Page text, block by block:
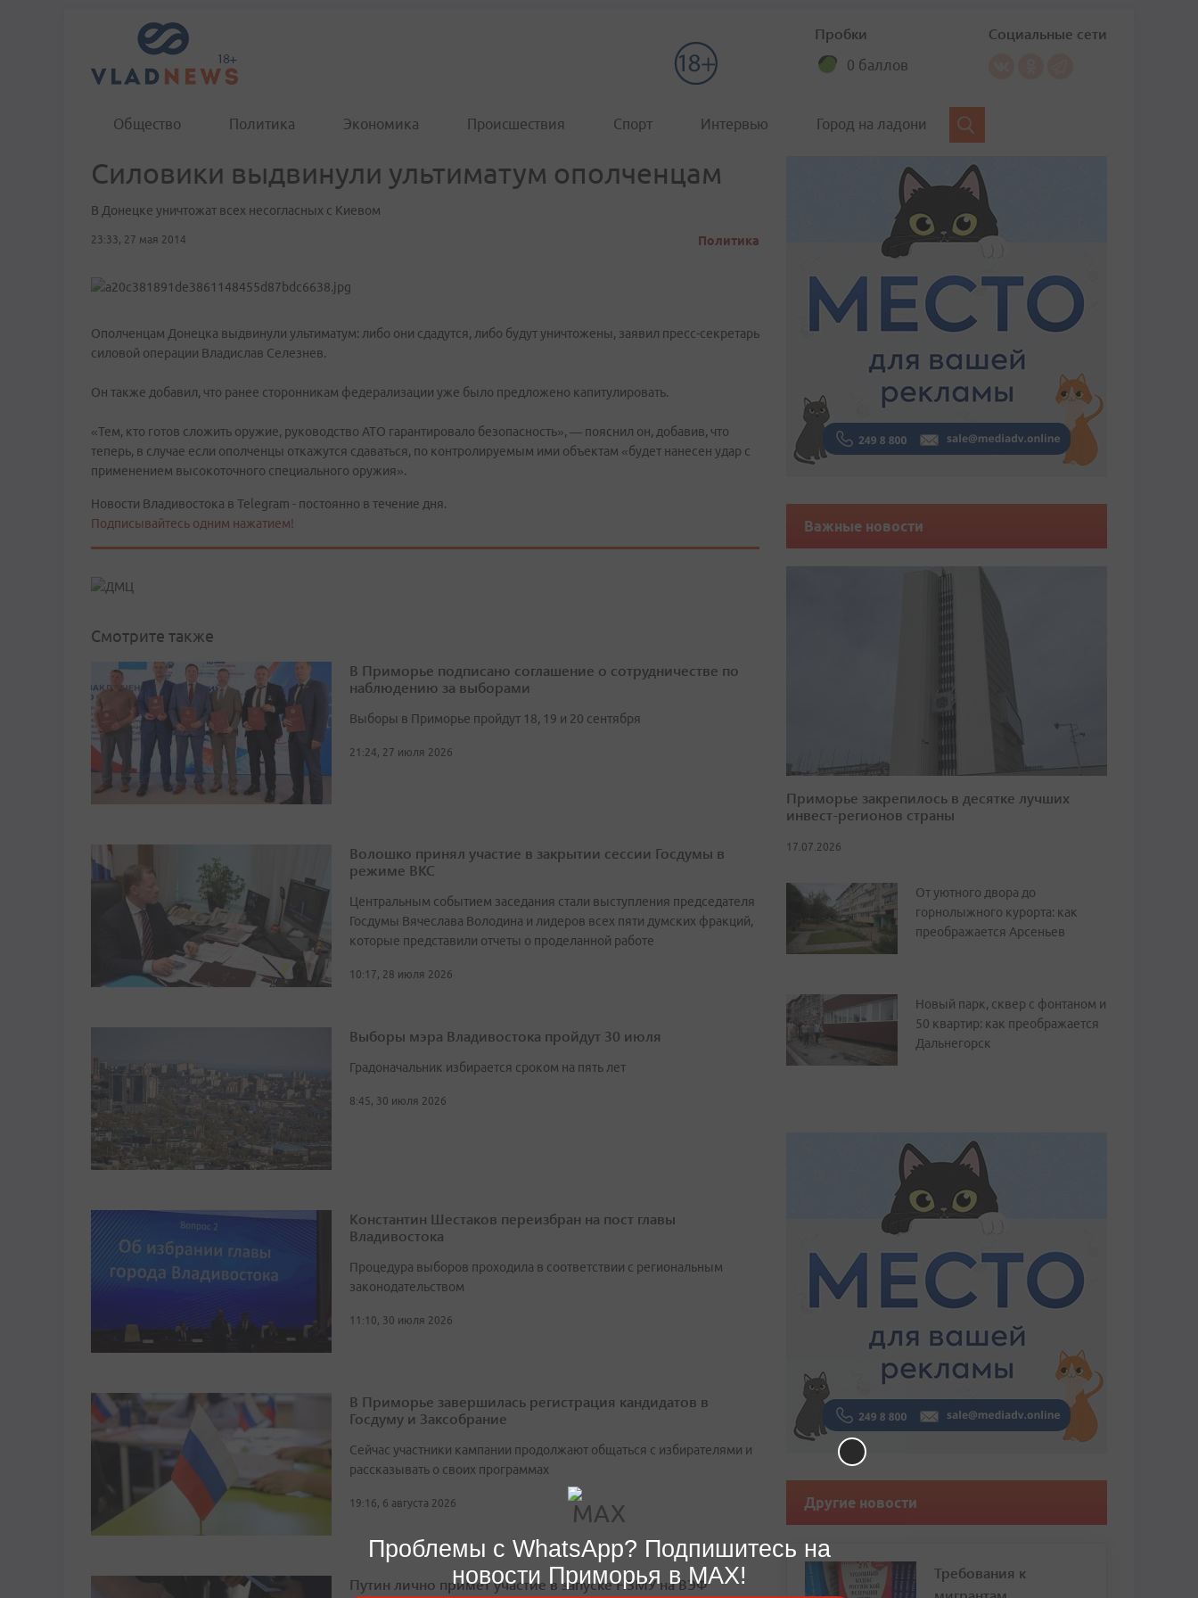
Пробки
0 баллов
Социальные сети
Общество Политика Экономика Происшествия Спорт Интервью Город на ладони
Силовики выдвинули ультиматум ополченцам
В Донецке уничтожат всех несогласных с Киевом
23:33, 27 мая 2014 Политика
Ополченцам Донецка выдвинули ультиматум: либо они сдадутся, либо будут уничтожены, заявил пресс-секретарь
силовой операции Владислав Селезнев.
Он также добавил, что ранее сторонникам федерализации уже было предложено капитулировать.
«Тем, кто готов сложить оружие, руководство АТО гарантировало безопасность», — пояснил он, добавив, что
теперь, в случае если ополченцы откажутся сдаваться, по контролируемым ими объектам «будет нанесен удар с
применением высокоточного специального оружия».
Новости Владивостока в Telegram - постоянно в течение дня.
Подписывайтесь одним нажатием!
Смотрите также
В Приморье подписано соглашение о сотрудничестве по
наблюдению за выборами
Выборы в Приморье пройдут 18, 19 и 20 сентября
21:24, 27 июля 2026
Волошко принял участие в закрытии сессии Госдумы в
режиме ВКС
Центральным событием заседания стали выступления председателя
Госдумы Вячеслава Володина и лидеров всех пяти думских фракций,
которые представили отчеты о проделанной работе
10:17, 28 июля 2026
Выборы мэра Владивостока пройдут 30 июля
Градоначальник избирается сроком на пять лет
8:45, 30 июля 2026
Константин Шестаков переизбран на пост главы
Владивостока
Процедура выборов проходила в соответствии с региональным
законодательством
11:10, 30 июля 2026
В Приморье завершилась регистрация кандидатов в
Госдуму и Заксобрание
Сейчас участники кампании продолжают общаться с избирателями и
рассказывать о своих программах
19:16, 6 августа 2026
Путин лично примет участие в запуске НЗМУ на ВЭФ
Важные новости
Приморье закрепилось в десятке лучших
инвест-регионов страны
17.07.2026
От уютного двора до
горнолыжного курорта: как
преображается Арсеньев
Новый парк, сквер с фонтаном и
50 квартир: как преображается
Дальнегорск
Другие новости
Требования к
Проблемы с WhatsApp? Подпишитесь на
новости Приморья в MAX!